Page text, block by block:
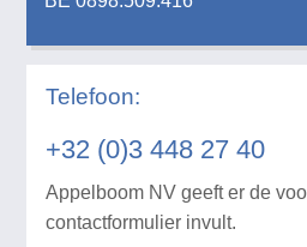
Telefoon:
+32 (0)3 448 27 40
Appelboom NV geeft er de
contactformulier invult.